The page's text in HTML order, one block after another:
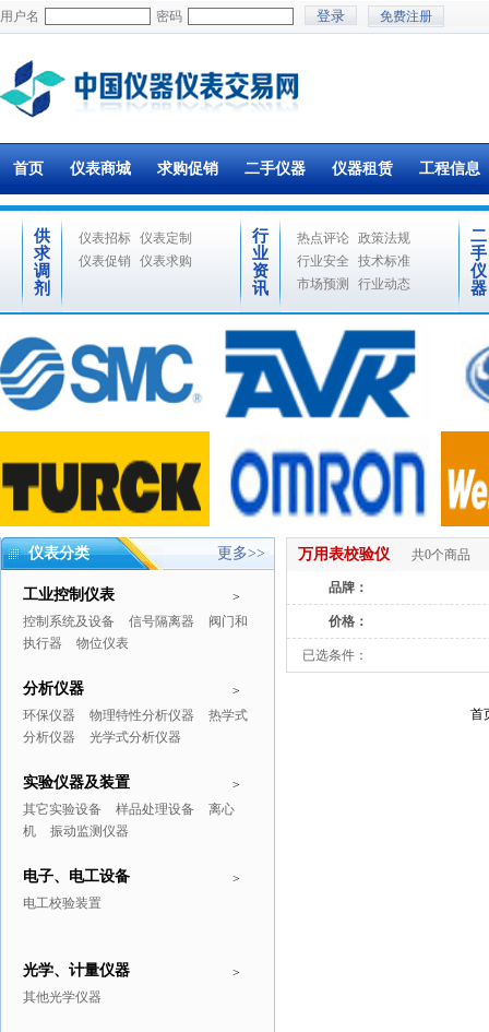
用户名 密码 免费注册
首页 仪表商城 求购促销 二手仪器 仪器租赁 工程信息
供
求
调
剂
仪表招标 仪表定制
仪表促销
仪表求购
行
业
资
讯
热点评论 政策法规
行业安全
技术标准
市场预测
行业动态
二
手
仪
器
仪表分类 更多>>
>
工业控制仪表
控制系统及设备 信号隔离器
阀门和
执行器
物位仪表
>
分析仪器
环保仪器 物理特性分析仪器
热学式
分析仪器
光学式分析仪器
>
实验仪器及装置
其它实验设备 样品处理设备
离心
机
振动监测仪器
>
电子、电工设备
电工校验装置
>
光学、计量仪器
其他光学仪器
万用表校验仪 共0个商品
品牌：
价格：
已选条件：
首